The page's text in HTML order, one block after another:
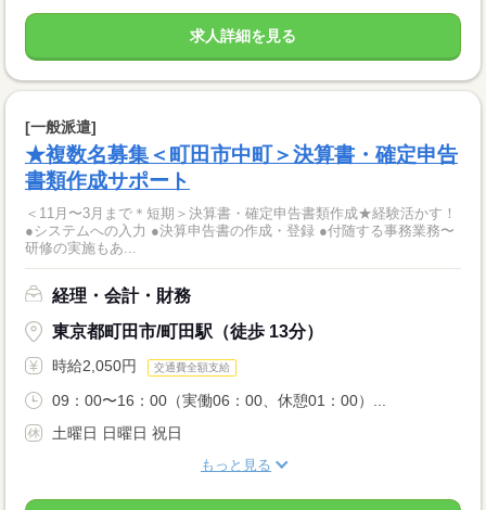
求人詳細を見る
[一般派遣]
★複数名募集＜町田市中町＞決算書・確定申告
書類作成サポート
＜11月〜3月まで＊短期＞決算書・確定申告書類作成★経験活かす！
●システムへの入力 ●決算申告書の作成・登録 ●付随する事務業務〜
研修の実施もあ...
経理・会計・財務
東京都町田市/町田駅（徒歩 13分）
時給2,050円 交通費全額支給
09：00〜16：00（実働06：00、休憩01：00）...
土曜日 日曜日 祝日
もっと見る